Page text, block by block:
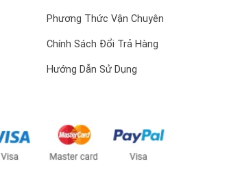
Phương Thức Vận Chuyên
Chính Sách Đổi Trả Hàng
Hướng Dẫn Sử Dụng